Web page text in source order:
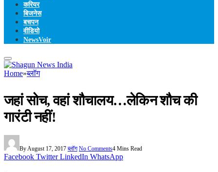
करियर
बिजनेस
बचपन
वीडियो
NewsVoir
Home»ब्लॉग
जहां सोच, वहां शौचालय…लेकिन शौच की
गारंटी नहीं!
ByAugust 17, 2017 ब्लॉग No Comments4 Mins Read
Facebook Twitter LinkedIn WhatsApp